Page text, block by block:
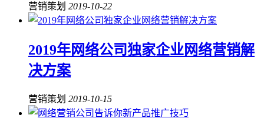
营销策划 2019-10-22
2019年网络公司独家企业网络营销解
决方案
营销策划 2019-10-15